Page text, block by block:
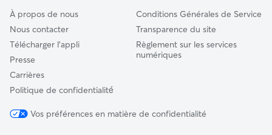
À propos de nous
Nous contacter
Télécharger l'appli
Presse
Carrières
Politique de confidentialité́
Conditions Générales de Service
Transparence du site
Règlement sur les services
numériques
Vos préférences en matière de confidentialité